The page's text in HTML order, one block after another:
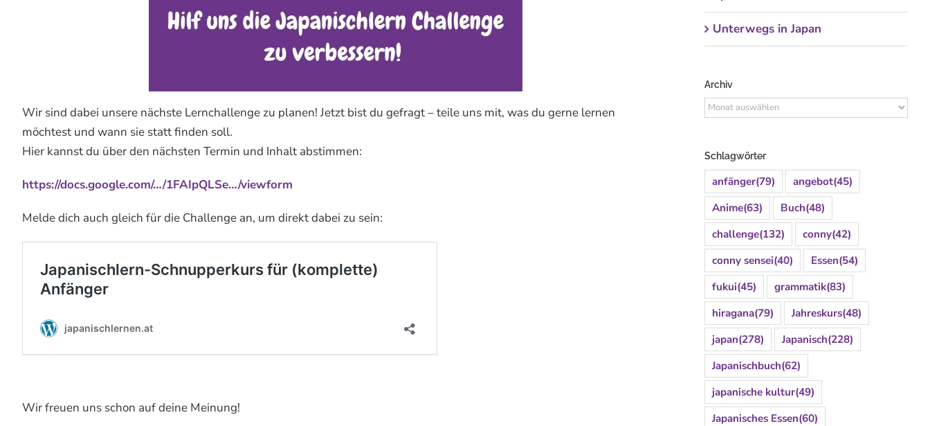
Wir sind dabei unsere nächste Lernchallenge zu planen! Jetzt bist du gefragt – teile uns mit, was du gerne lernen
möchtest und wann sie statt finden soll.
Hier kannst du über den nächsten Termin und Inhalt abstimmen:
https://docs.google.com/…/1FAIpQLSe…/viewform
Melde dich auch gleich für die Challenge an, um direkt dabei zu sein:
Wir freuen uns schon auf deine Meinung!
Unterwegs in Japan
Archiv
Archiv
Schlagwörter
anfänger(79) angebot(45)
Anime(63) Buch(48)
challenge(132) conny(42)
conny sensei(40) Essen(54)
fukui(45) grammatik(83)
hiragana(79) Jahreskurs(48)
japan(278) Japanisch(228)
Japanischbuch(62)
japanische kultur(49)
Japanisches Essen(60)